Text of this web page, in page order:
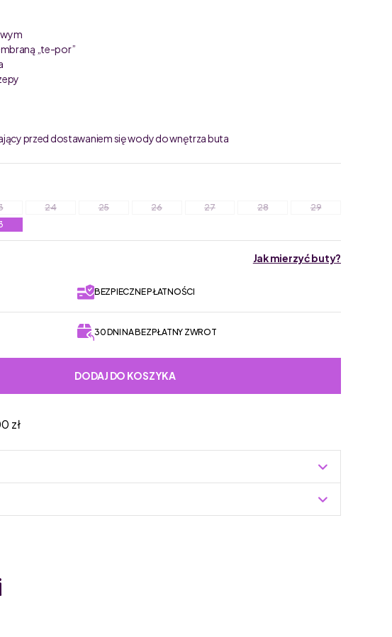
„te-por”
przed dostawaniem się wody do wnętrza buta
24 25 26 27 28
29
Jak mierzyć buty?
BEZPIECZNE PŁATNOŚCI
30 DNI NA BEZPŁATNY ZWROT
DODAJ DO KOSZYKA
zł
która od lat produkuje obuwie dziecięce najwyższej jakości.